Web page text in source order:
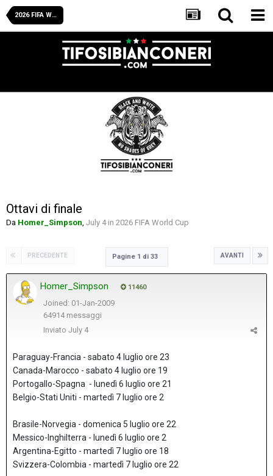
2026 FIFA World Cup
Ottavi di finale
Da Homer_Simpson, July 4in 2026 FIFA World Cup
PRECEDENTE AVANTI
Pagine 1 di 33
Homer_Simpson 11460
Joined: 01-Jan-2009
64914 messaggi
Inviato July 4
Paraguay-Francia - sabato 4 luglio ore 23
Canada-Marocco - sabato 4 luglio ore 19
Portogallo-Spagna - lunedì 6 luglio ore 21
Belgio-Stati Uniti - martedì 7 luglio ore 2
Brasile-Norvegia - domenica 5 luglio ore 22
Messico-Inghilterra - lunedì 6 luglio ore 2
Argentina-Egitto - martedì 7 luglio ore 18
Svizzera-Colombia - martedì 7 luglio ore 22